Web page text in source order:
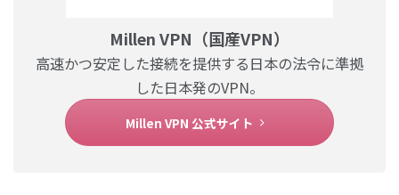
Millen VPN（国産VPN）
高速かつ安定した接続を提供する日本の法令に準拠
した日本発のVPN。
Millen VPN 公式サイト